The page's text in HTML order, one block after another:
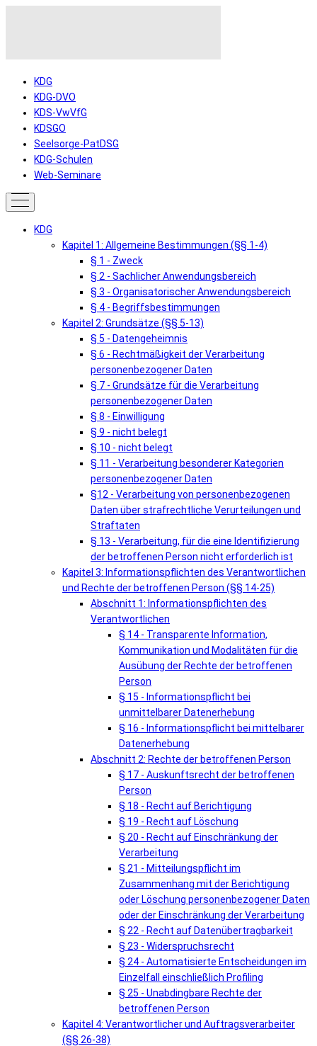
KDG
KDG-DVO
KDS-VwVfG
KDSGO
Seelsorge-PatDSG
KDG-Schulen
Web-Seminare
KDG
Kapitel 1: Allgemeine Bestimmungen (§§ 1-4)
§ 1 - Zweck
§ 2 - Sachlicher Anwendungsbereich
§ 3 - Organisatorischer Anwendungsbereich
§ 4 - Begriffsbestimmungen
Kapitel 2: Grundsätze (§§ 5-13)
§ 5 - Datengeheimnis
§ 6 - Rechtmäßigkeit der Verarbeitung
personenbezogener Daten
§ 7 - Grundsätze für die Verarbeitung
personenbezogener Daten
§ 8 - Einwilligung
§ 9 - nicht belegt
§ 10 - nicht belegt
§ 11 - Verarbeitung besonderer Kategorien
personenbezogener Daten
§12 - Verarbeitung von personenbezogenen
Daten über strafrechtliche Verurteilungen und
Straftaten
§ 13 - Verarbeitung, für die eine Identifizierung
der betroffenen Person nicht erforderlich ist
Kapitel 3: Informationspflichten des Verantwortlichen
und Rechte der betroffenen Person (§§ 14-25)
Abschnitt 1: Informationspflichten des
Verantwortlichen
§ 14 - Transparente Information,
Kommunikation und Modalitäten für die
Ausübung der Rechte der betroffenen
Person
§ 15 - Informationspflicht bei
unmittelbarer Datenerhebung
§ 16 - Informationspflicht bei mittelbarer
Datenerhebung
Abschnitt 2: Rechte der betroffenen Person
§ 17 - Auskunftsrecht der betroffenen
Person
§ 18 - Recht auf Berichtigung
§ 19 - Recht auf Löschung
§ 20 - Recht auf Einschränkung der
Verarbeitung
§ 21 - Mitteilungspflicht im
Zusammenhang mit der Berichtigung
oder Löschung personenbezogener Daten
oder der Einschränkung der Verarbeitung
§ 22 - Recht auf Datenübertragbarkeit
§ 23 - Widerspruchsrecht
§ 24 - Automatisierte Entscheidungen im
Einzelfall einschließlich Profiling
§ 25 - Unabdingbare Rechte der
betroffenen Person
Kapitel 4: Verantwortlicher und Auftragsverarbeiter
(§§ 26-38)